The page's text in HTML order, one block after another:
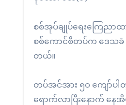
စစ်အုပ်ချုပ်ရေးကြေညာ
စစ်ကောင်စီတပ်က ဒေသခံ
တယ်။
တပ်အင်အား ၅၀ ကျော်ပါ
ရောက်လာပြီးနောက် န